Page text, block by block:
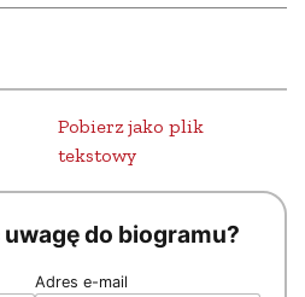
Pobierz jako plik
tekstowy
uwagę do biogramu?
Adres e-mail